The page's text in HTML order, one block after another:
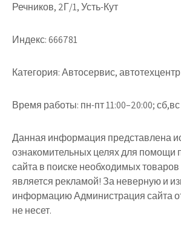
Речников, 2Г/1, Усть-Кут
Индекс:666781
Категория:Автосервис, автотехцентр
Время работы: пн-пт 11:00–20:00;
Данная информация представлена
ознакомительных целях для помощи
сайта в поиске необходимых
является рекламой! За неверную и
информацию Администрация сайта
не несет.